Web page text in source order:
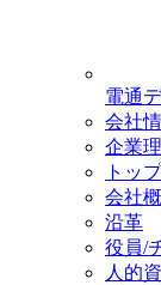
電通
会社
企業
トッ
会社
沿革
役員/
人的